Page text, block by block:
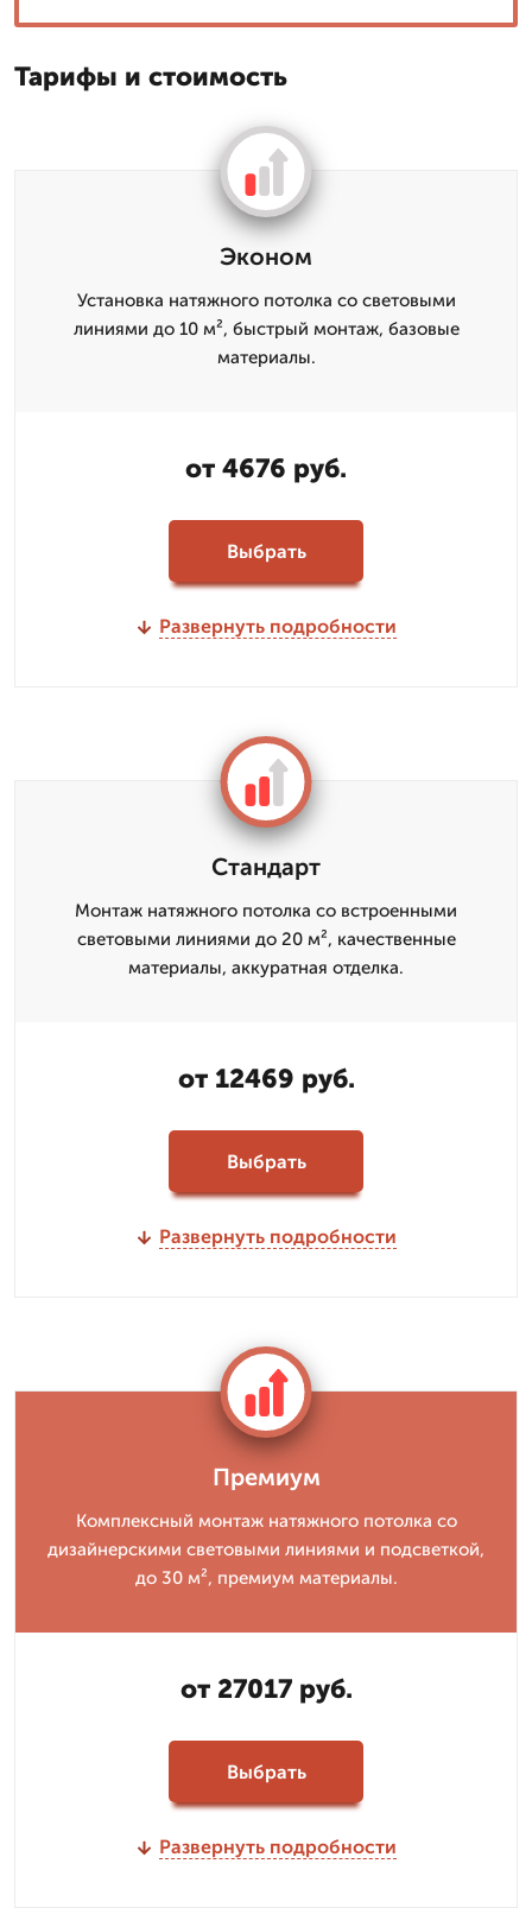
Тарифы и стоимость
Эконом
Установка натяжного потолка со световыми
линиями до 10 м², быстрый монтаж, базовые
материалы.
от 4676 руб.
Выбрать
Развернуть подробности
Стандарт
Монтаж натяжного потолка со встроенными
световыми линиями до 20 м², качественные
материалы, аккуратная отделка.
от 12469 руб.
Выбрать
Развернуть подробности
Премиум
Комплексный монтаж натяжного потолка со
дизайнерскими световыми линиями и подсветкой,
до 30 м², премиум материалы.
от 27017 руб.
Выбрать
Развернуть подробности